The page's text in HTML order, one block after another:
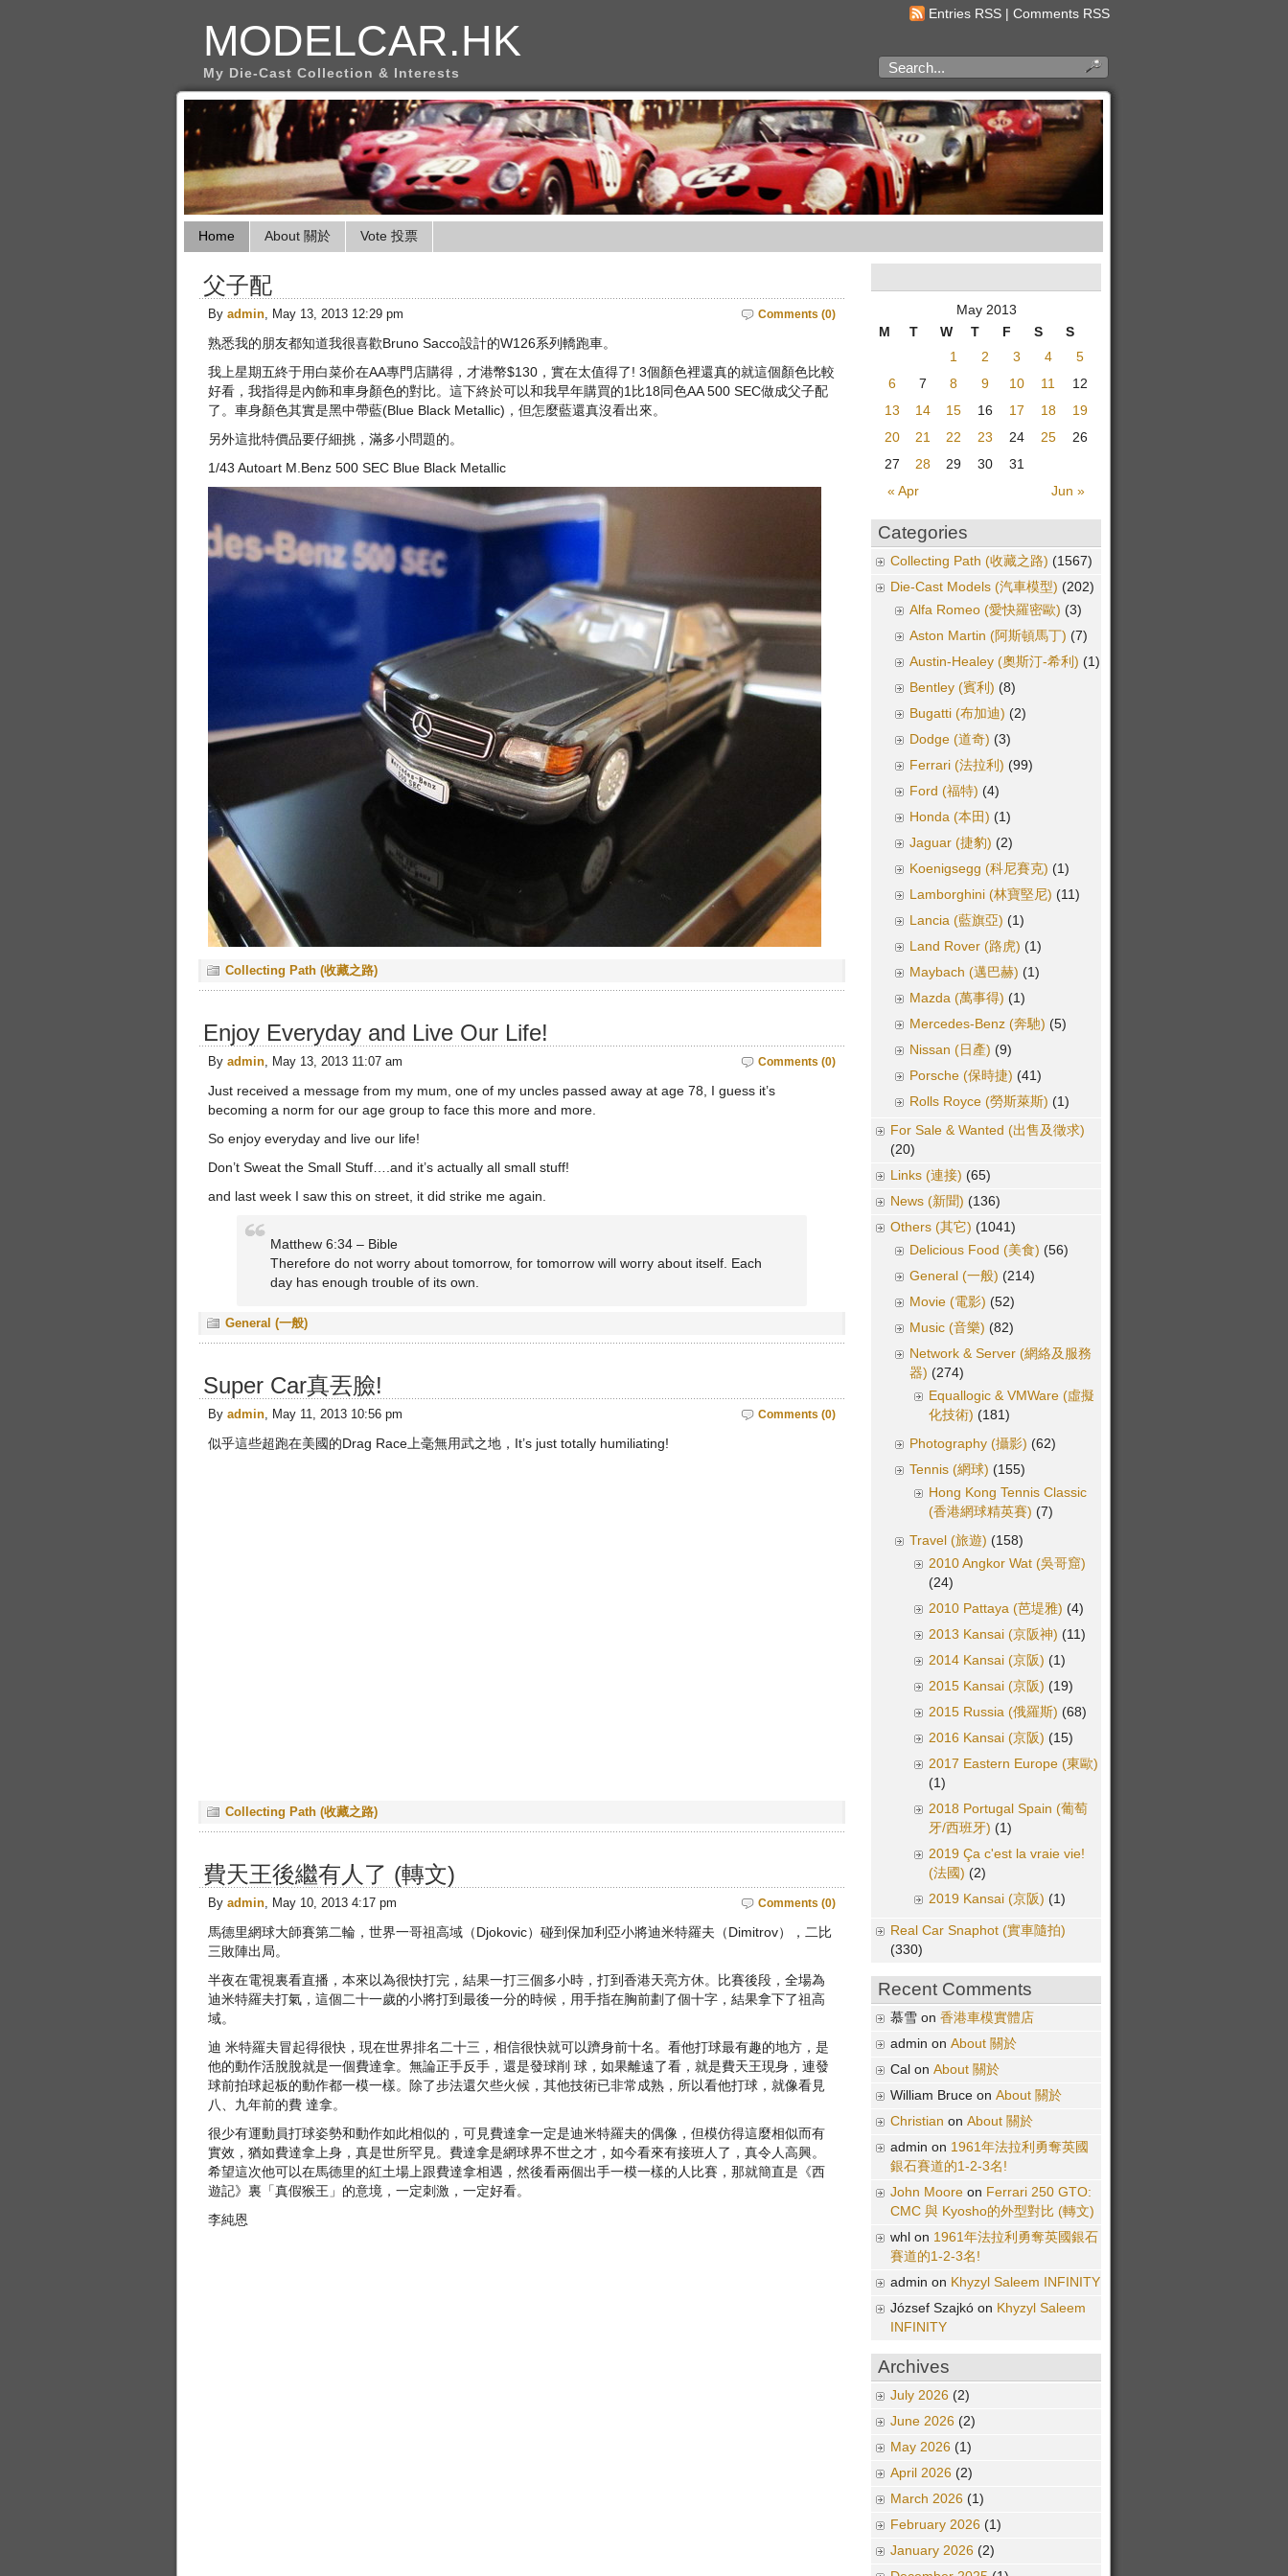
Entries RSS | Comments RSS
MODELCAR.HK
My Die-Cast Collection & Interests
Home About 關於 Vote 投票
父子配
Comments (0)
By admin, May 13, 2013 12:29 pm
熟悉我的朋友都知道我很喜歡Bruno Sacco設計的W126系列轎跑車。
我上星期五終于用白菜价在AA專門店購得，才港幣$130，實在太值得了! 3個顏色裡還真的就這個顏色比較
好看，我指得是內飾和車身顏色的對比。這下終於可以和我早年購買的1比18同色AA 500 SEC做成父子配
了。車身顏色其實是黑中帶藍(Blue Black Metallic)，但怎麼藍還真沒看出來。
另外這批特價品要仔細挑，滿多小問題的。
1/43 Autoart M.Benz 500 SEC Blue Black Metallic
Collecting Path (收藏之路)
Enjoy Everyday and Live Our Life!
Comments (0)
By admin, May 13, 2013 11:07 am
Just received a message from my mum, one of my uncles passed away at age 78, I guess it’s
becoming a norm for our age group to face this more and more.
So enjoy everyday and live our life!
Don’t Sweat the Small Stuff….and it’s actually all small stuff!
and last week I saw this on street, it did strike me again.
Matthew 6:34 – Bible
Therefore do not worry about tomorrow, for tomorrow will worry about itself. Each
day has enough trouble of its own.
General (一般)
Super Car真丟臉!
Comments (0)
By admin, May 11, 2013 10:56 pm
似乎這些超跑在美國的Drag Race上毫無用武之地，It’s just totally humiliating!
Collecting Path (收藏之路)
費天王後繼有人了 (轉文)
Comments (0)
By admin, May 10, 2013 4:17 pm
馬德里網球大師賽第二輪，世界一哥祖高域（Djokovic）碰到保加利亞小將迪米特羅夫（Dimitrov），二比
三敗陣出局。
半夜在電視裏看直播，本來以為很快打完，結果一打三個多小時，打到香港天亮方休。比賽後段，全場為
迪米特羅夫打氣，這個二十一歲的小將打到最後一分的時候，用手指在胸前劃了個十字，結果拿下了祖高
域。
迪 米特羅夫冒起得很快，現在世界排名二十三，相信很快就可以躋身前十名。看他打球最有趣的地方，是
他的動作活脫脫就是一個費達拿。無論正手反手，還是發球削 球，如果離遠了看，就是費天王現身，連發
球前拍球起板的動作都一模一樣。除了步法還欠些火候，其他技術已非常成熟，所以看他打球，就像看見
八、九年前的費 達拿。
很少有運動員打球姿勢和動作如此相似的，可見費達拿一定是迪米特羅夫的偶像，但模仿得這麼相似而有
實效，猶如費達拿上身，真是世所罕見。費達拿是網球界不世之才，如今看來有接班人了，真令人高興。
希望這次他可以在馬德里的紅土場上跟費達拿相遇，然後看兩個出手一模一樣的人比賽，那就簡直是《西
遊記》裏「真假猴王」的意境，一定刺激，一定好看。
李純恩
May 2013
M
T W T F S S
« Apr Jun »
1 2 3 4
5
6
7 8 9 10 11
12
13
14 15 16 17 18
19
20
21 22 23 24 25
26
27
28 29 30 31
Categories
Collecting Path (收藏之路) (1567)
Die-Cast Models (汽車模型) (202)
Alfa Romeo (愛快羅密歐) (3)
Aston Martin (阿斯頓馬丁) (7)
Austin-Healey (奧斯汀-希利) (1)
Bentley (賓利) (8)
Bugatti (布加迪) (2)
Dodge (道奇) (3)
Ferrari (法拉利) (99)
Ford (福特) (4)
Honda (本田) (1)
Jaguar (捷豹) (2)
Koenigsegg (科尼賽克) (1)
Lamborghini (林寶堅尼) (11)
Lancia (藍旗亞) (1)
Land Rover (路虎) (1)
Maybach (邁巴赫) (1)
Mazda (萬事得) (1)
Mercedes-Benz (奔馳) (5)
Nissan (日產) (9)
Porsche (保時捷) (41)
Rolls Royce (勞斯萊斯) (1)
For Sale & Wanted (出售及徵求)
(20)
Links (連接) (65)
News (新聞) (136)
Others (其它) (1041)
Delicious Food (美食) (56)
General (一般) (214)
Movie (電影) (52)
Music (音樂) (82)
Network & Server (網絡及服務
器) (274)
Equallogic & VMWare (虛擬
化技術) (181)
Photography (攝影) (62)
Tennis (網球) (155)
Hong Kong Tennis Classic
(香港網球精英賽) (7)
Travel (旅遊) (158)
2010 Angkor Wat (吳哥窟)
(24)
2010 Pattaya (芭堤雅) (4)
2013 Kansai (京阪神) (11)
2014 Kansai (京阪) (1)
2015 Kansai (京阪) (19)
2015 Russia (俄羅斯) (68)
2016 Kansai (京阪) (15)
2017 Eastern Europe (東歐)
(1)
2018 Portugal Spain (葡萄
牙/西班牙) (1)
2019 Ça c'est la vraie vie!
(法國) (2)
2019 Kansai (京阪) (1)
Real Car Snaphot (實車隨拍)
(330)
Recent Comments
慕雪 on 香港車模實體店
admin on About 關於
Cal on About 關於
William Bruce on About 關於
Christian on About 關於
admin on 1961年法拉利勇奪英國
銀石賽道的1-2-3名!
John Moore on Ferrari 250 GTO:
CMC 與 Kyosho的外型對比 (轉文)
whl on 1961年法拉利勇奪英國銀石
賽道的1-2-3名!
admin on Khyzyl Saleem INFINITY
József Szajkó on Khyzyl Saleem
INFINITY
Archives
July 2026 (2)
June 2026 (2)
May 2026 (1)
April 2026 (2)
March 2026 (1)
February 2026 (1)
January 2026 (2)